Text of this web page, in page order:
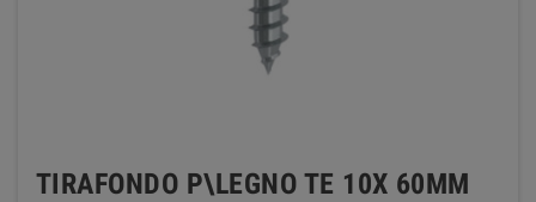
TIRAFONDO P\LEGNO TE 10X 60MM